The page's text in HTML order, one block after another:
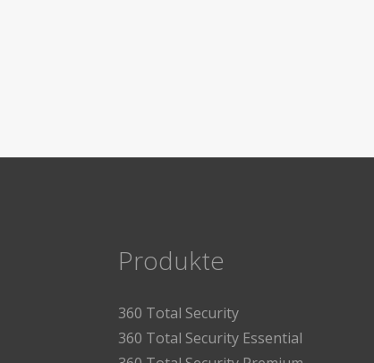
Produkte
360 Total Security
360 Total Security Essential